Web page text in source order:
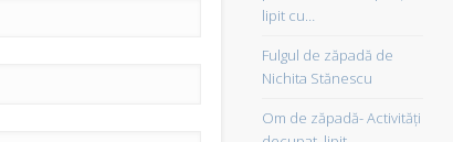
lipit cu…
Fulgul de zăpadă de
Nichita Stănescu
Om de zăpadă- Activităţi